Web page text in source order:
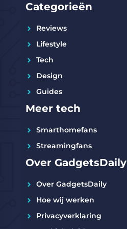
Categorieën
Reviews
Lifestyle
Tech
Design
Guides
Meer tech
Smarthomefans
Streamingfans
Over GadgetsDaily
Over GadgetsDaily
Hoe wij werken
Privacyverklaring